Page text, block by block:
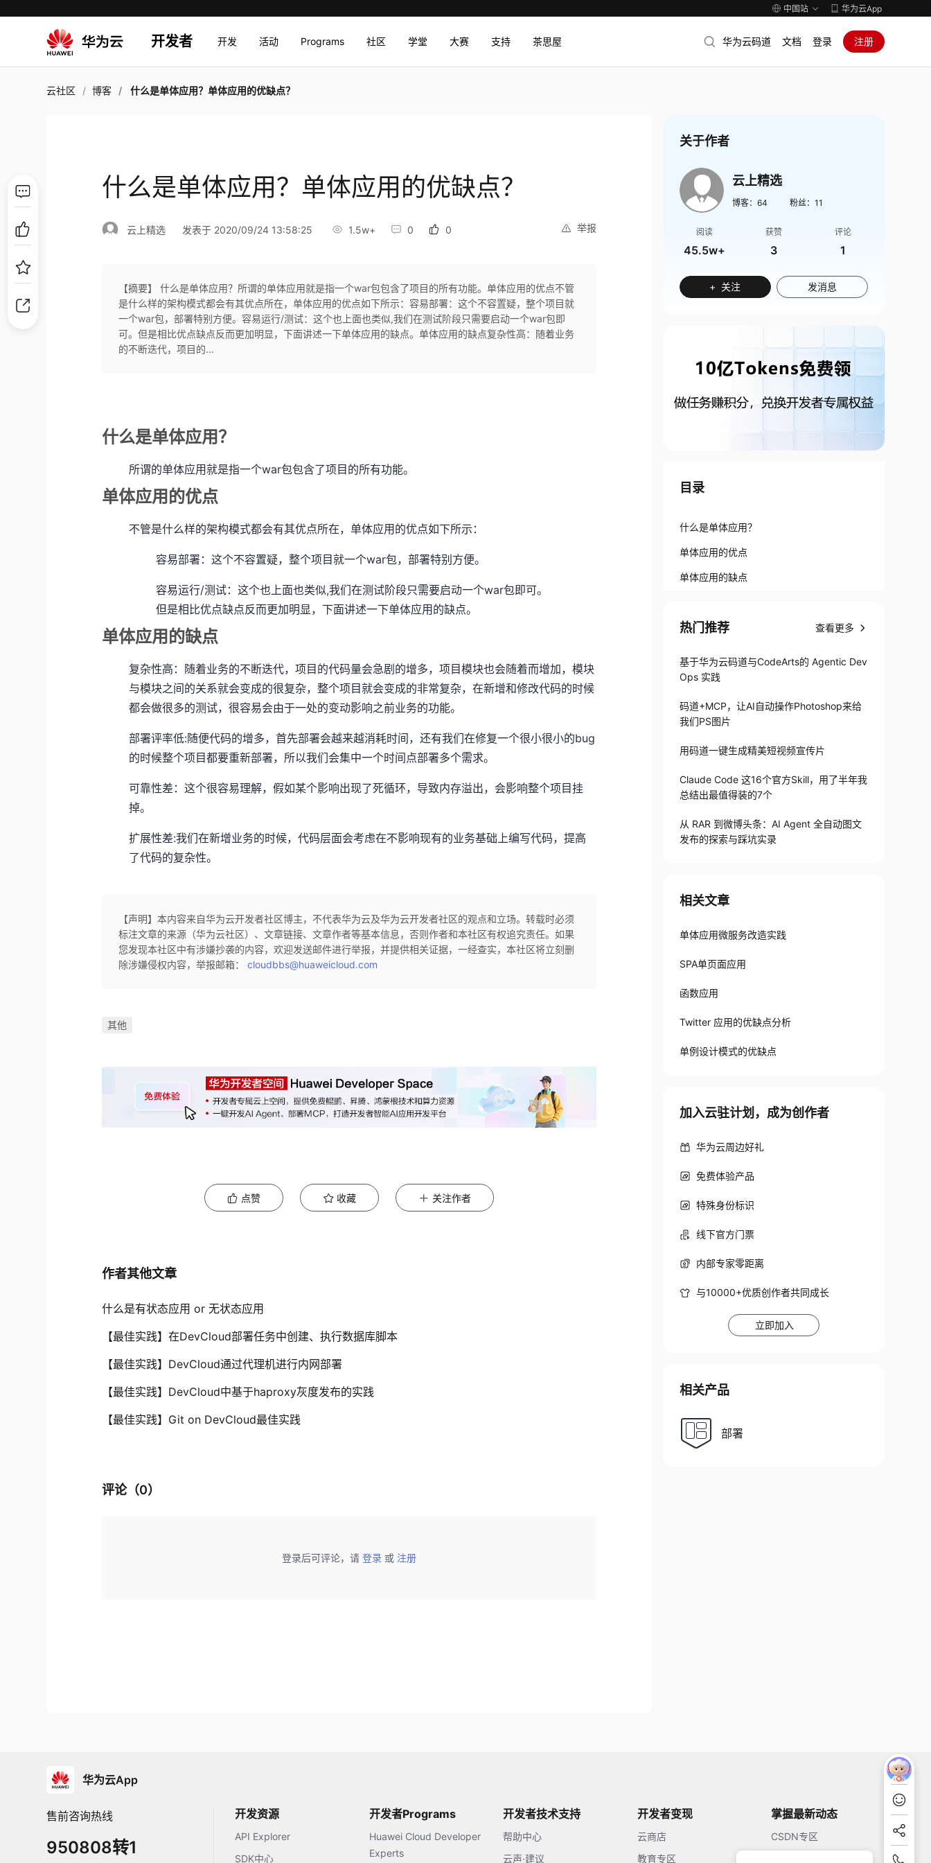
中国站 华为云App
开发者 开发 活动 Programs 社区 学堂 大赛 支持 茶思屋 华为云码道 文档 登录 注册
云社区 博客 什么是单体应用？单体应用的优缺点？
什么是单体应用？单体应用的优缺点？
举报
云上精选 发表于 2020/09/24 13:58:25 1.5w+ 0 0
【摘要】 什么是单体应用？所谓的单体应用就是指一个war包包含了项目的所有功能。单体应用的优点不管
是什么样的架构模式都会有其优点所在，单体应用的优点如下所示：容易部署：这个不容置疑，整个项目就
一个war包，部署特别方便。容易运行/测试：这个也上面也类似,我们在测试阶段只需要启动一个war包即
可。但是相比优点缺点反而更加明显，下面讲述一下单体应用的缺点。单体应用的缺点复杂性高：随着业务
的不断迭代，项目的...
什么是单体应用？
所谓的单体应用就是指一个war包包含了项目的所有功能。
单体应用的优点
不管是什么样的架构模式都会有其优点所在，单体应用的优点如下所示：
容易部署：这个不容置疑，整个项目就一个war包，部署特别方便。
容易运行/测试：这个也上面也类似,我们在测试阶段只需要启动一个war包即可。
但是相比优点缺点反而更加明显，下面讲述一下单体应用的缺点。
单体应用的缺点
复杂性高：随着业务的不断迭代，项目的代码量会急剧的增多，项目模块也会随着而增加，模块
与模块之间的关系就会变成的很复杂，整个项目就会变成的非常复杂，在新增和修改代码的时候
都会做很多的测试，很容易会由于一处的变动影响之前业务的功能。
部署评率低:随便代码的增多，首先部署会越来越消耗时间，还有我们在修复一个很小很小的bug
的时候整个项目都要重新部署，所以我们会集中一个时间点部署多个需求。
可靠性差：这个很容易理解，假如某个影响出现了死循环，导致内存溢出，会影响整个项目挂
掉。
扩展性差:我们在新增业务的时候，代码层面会考虑在不影响现有的业务基础上编写代码，提高
了代码的复杂性。
【声明】本内容来自华为云开发者社区博主，不代表华为云及华为云开发者社区的观点和立场。转载时必须
标注文章的来源（华为云社区）、文章链接、文章作者等基本信息，否则作者和本社区有权追究责任。如果
您发现本社区中有涉嫌抄袭的内容，欢迎发送邮件进行举报，并提供相关证据，一经查实，本社区将立刻删
除涉嫌侵权内容，举报邮箱：cloudbbs@huaweicloud.com
其他
点赞 收藏 关注作者
作者其他文章
什么是有状态应用 or 无状态应用
【最佳实践】在DevCloud部署任务中创建、执行数据库脚本
【最佳实践】DevCloud通过代理机进行内网部署
【最佳实践】DevCloud中基于haproxy灰度发布的实践
【最佳实践】Git on DevCloud最佳实践
评论（0）
登录后可评论，请 登录 或 注册
关于作者
云上精选
博客： 64 粉丝： 11
阅读
45.5w+
获赞
3
评论
1
+ 关注 发消息
目录
什么是单体应用？
单体应用的优点
单体应用的缺点
热门推荐 查看更多
基于华为云码道与CodeArts的 Agentic Dev
Ops 实践
码道+MCP，让AI自动操作Photoshop来给
我们PS图片
用码道一键生成精美短视频宣传片
Claude Code 这16个官方Skill，用了半年我
总结出最值得装的7个
从 RAR 到微博头条：AI Agent 全自动图文
发布的探索与踩坑实录
相关文章
单体应用微服务改造实践
SPA单页面应用
函数应用
Twitter 应用的优缺点分析
单例设计模式的优缺点
加入云驻计划，成为创作者
华为云周边好礼
免费体验产品
特殊身份标识
线下官方门票
内部专家零距离
与10000+优质创作者共同成长
立即加入
相关产品
部署
华为云App
售前咨询热线
950808转1
开发资源
API Explorer
SDK中心
开发者Programs
Huawei Cloud Developer
Experts
开发者技术支持
帮助中心
云声·建议
开发者变现
云商店
教育专区
掌握最新动态
CSDN专区